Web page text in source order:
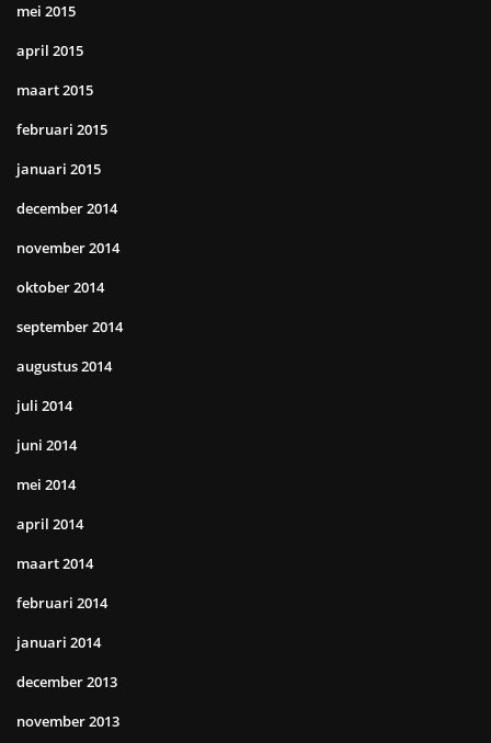
mei 2015
april 2015
maart 2015
februari 2015
januari 2015
december 2014
november 2014
oktober 2014
september 2014
augustus 2014
juli 2014
juni 2014
mei 2014
april 2014
maart 2014
februari 2014
januari 2014
december 2013
november 2013